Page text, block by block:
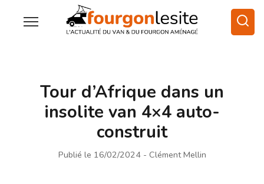
Tour d’Afrique dans un
insolite van 4×4 auto-
construit
Publié le 16/02/2024 - Clément Mellin